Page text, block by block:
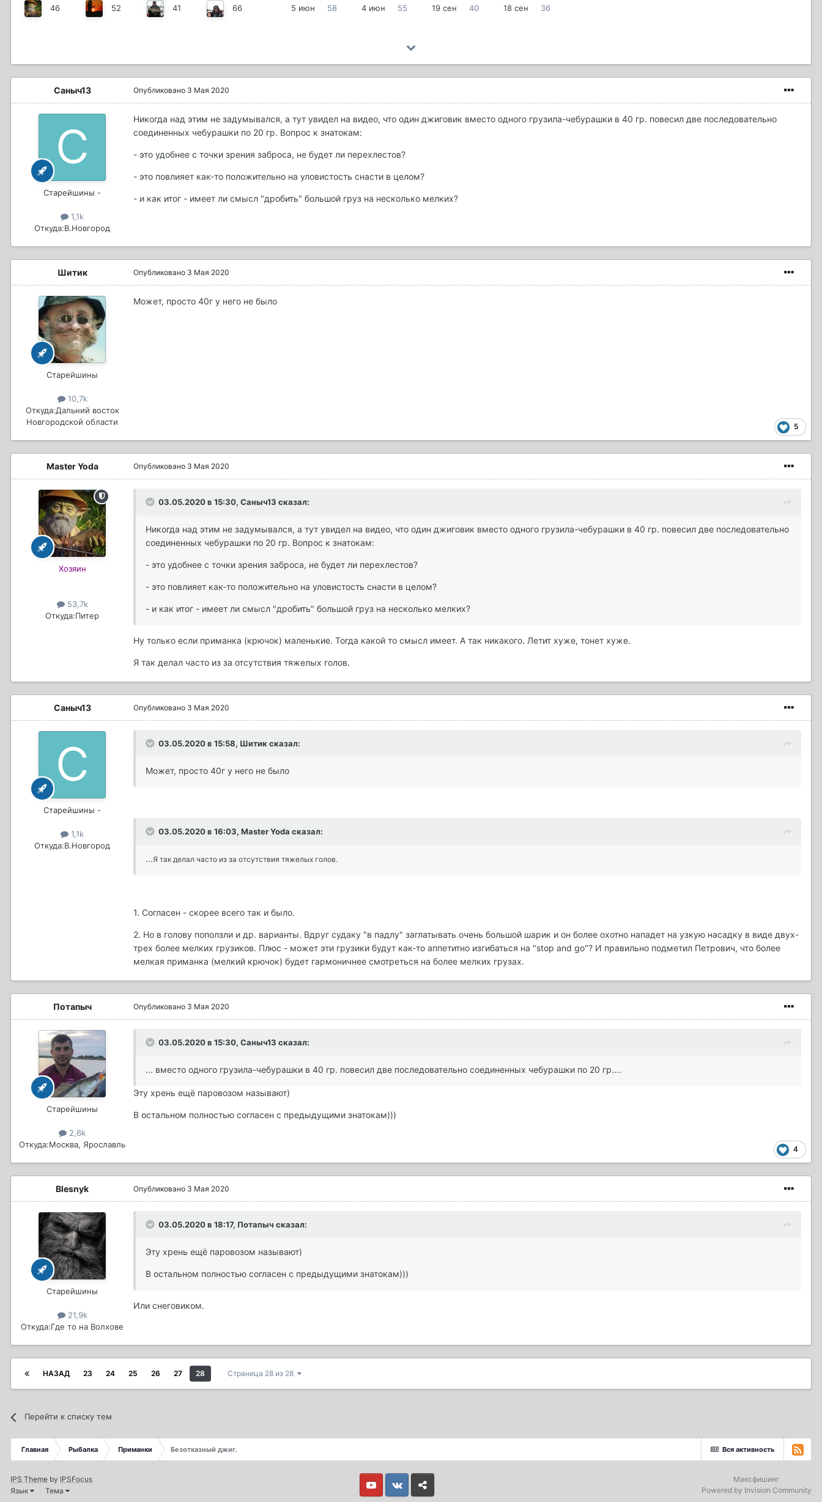
46 52 41 66 5 июн 58 4 июн 55 19 сен 40 18 сен 36
Саныч13
Старейшины -
1,1k
Откуда:В.Новгород
Опубликовано 3 Мая 2020
Никогда над этим не задумывался, а тут увидел на видео, что один джиговик вместо одного грузила-чебурашки в 40 гр. повесил две последовательно
соединенных чебурашки по 20 гр. Вопрос к знатокам:
- это удобнее с точки зрения заброса, не будет ли перехлестов?
- это повлияет как-то положительно на уловистость снасти в целом?
- и как итог - имеет ли смысл "дробить" большой груз на несколько мелких?
Шитик
Старейшины
10,7k
Откуда:Дальний восток
Новгородской области
Опубликовано 3 Мая 2020
Может, просто 40г у него не было
5
Master Yoda
Хозяин
53,7k
Откуда:Питер
Опубликовано 3 Мая 2020
03.05.2020 в 15:30, Саныч13 сказал:
Никогда над этим не задумывался, а тут увидел на видео, что один джиговик вместо одного грузила-чебурашки в 40 гр. повесил две последовательно
соединенных чебурашки по 20 гр. Вопрос к знатокам:
- это удобнее с точки зрения заброса, не будет ли перехлестов?
- это повлияет как-то положительно на уловистость снасти в целом?
- и как итог - имеет ли смысл "дробить" большой груз на несколько мелких?
Ну только если приманка (крючок) маленькие. Тогда какой то смысл имеет. А так никакого. Летит хуже, тонет хуже.
Я так делал часто из за отсутствия тяжелых голов.
Саныч13
Старейшины -
1,1k
Откуда:В.Новгород
Опубликовано 3 Мая 2020
03.05.2020 в 15:58, Шитик сказал:
Может, просто 40г у него не было
03.05.2020 в 16:03, Master Yoda сказал:
...Я так делал часто из за отсутствия тяжелых голов.
1. Согласен - скорее всего так и было.
2. Но в голову поползли и др. варианты. Вдруг судаку "в падлу" заглатывать очень большой шарик и он более охотно нападет на узкую насадку в виде двух-
трех более мелких грузиков. Плюс - может эти грузики будут как-то аппетитно изгибаться на "stop and go"? И правильно подметил Петрович, что более
мелкая приманка (мелкий крючок) будет гармоничнее смотреться на более мелких грузах.
Потапыч
Старейшины
2,6k
Откуда:Москва, Ярославль
Опубликовано 3 Мая 2020
03.05.2020 в 15:30, Саныч13 сказал:
... вместо одного грузила-чебурашки в 40 гр. повесил две последовательно соединенных чебурашки по 20 гр....
Эту хрень ещё паровозом называют)
В остальном полностью согласен с предыдущими знатокам)))
4
Blesnyk
Старейшины
21,9k
Откуда:Где то на Волхове
Опубликовано 3 Мая 2020
03.05.2020 в 18:17, Потапыч сказал:
Эту хрень ещё паровозом называют)
В остальном полностью согласен с предыдущими знатокам)))
Или снеговиком.
НАЗАД 23 24 25 26 27 28 Страница 28 из 28
Перейти к списку тем
Вся активность
Главная Рыбалка Приманки Безотказный джиг.
IPS Theme by IPSFocus
Язык
Тема
Youtube VkontakteYandex
Максфишинг
Powered by Invision Community